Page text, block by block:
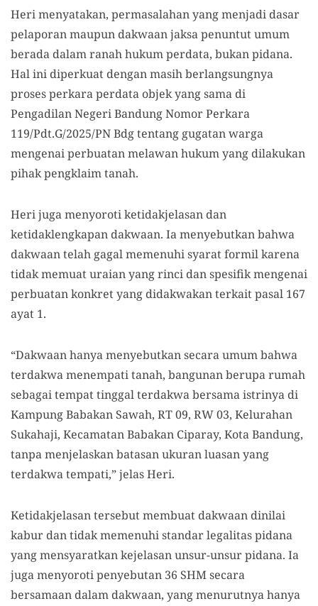
Heri menyatakan, permasalahan yang menjadi dasar
pelaporan maupun dakwaan jaksa penuntut umum
berada dalam ranah hukum perdata, bukan pidana.
Hal ini diperkuat dengan masih berlangsungnya
proses perkara perdata objek yang sama di
Pengadilan Negeri Bandung Nomor Perkara
119/Pdt.G/2025/PN Bdg tentang gugatan warga
mengenaiperbuatan melawan hukumyang dilakukan
pihak pengklaim tanah.
Heri juga menyoroti ketidakjelasan dan
ketidaklengkapan dakwaan. Ia menyebutkan bahwa
dakwaan telah gagal memenuhi syarat formil karena
tidak memuat uraian yang rinci dan spesifik mengenai
perbuatan konkret yang didakwakan terkait pasal 167
ayat 1.
“Dakwaan hanya menyebutkan secara umum bahwa
terdakwa menempati tanah, bangunan berupa rumah
sebagai tempat tinggal terdakwa bersama istrinya di
Kampung Babakan Sawah, RT 09, RW 03, Kelurahan
Sukahaji, Kecamatan Babakan Ciparay, Kota Bandung,
tanpa menjelaskan batasan ukuran luasan yang
terdakwa tempati,” jelas Heri.
Ketidakjelasantersebutmembuat dakwaan dinilai
kabur dan tidak memenuhi standar legalitas pidana
yang mensyaratkan kejelasan unsur-unsur pidana. Ia
juga menyoroti penyebutan 36 SHM secara
bersamaan dalam dakwaan, yang menurutnya hanya